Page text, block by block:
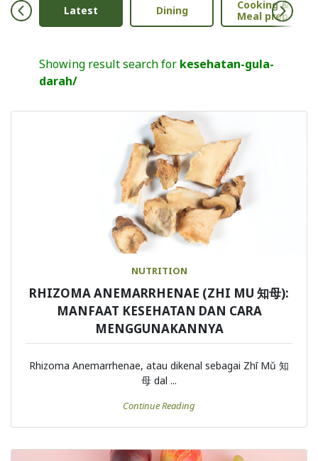
Dining
Cooking &
Meal prep
Showing result search for
kesehatan-gula-
RHIZOMA ANEMARRHENAE (ZHI MU 知母):
MANFAAT KESEHATAN DAN CARA
MENGGUNAKANNYA
Rhizoma Anemarrhenae, atau dikenal sebagai Zhī Mǔ 知